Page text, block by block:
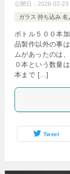
公開日： 2026-02-23
ガラス 持ち込み 名
ボトル５００本
品製作以外の事
ムがあったのは
０本という数量
本まで […]
Tweet